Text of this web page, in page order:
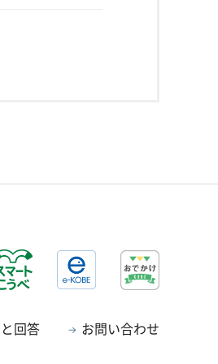
回答 お問い合わせ